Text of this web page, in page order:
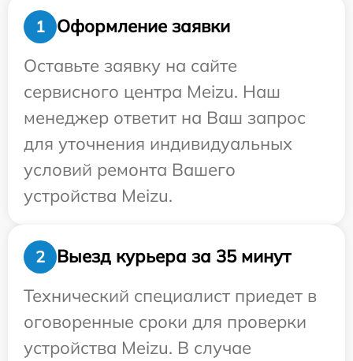
1
Оформление заявки
Оставьте заявку на сайте
сервисного центра Meizu. Наш
менеджер ответит на Ваш запрос
для уточнения индивидуальных
условий ремонта Вашего
устройства Meizu.
2
Выезд курьера за 35 минут
Технический специалист приедет в
оговоренные сроки для проверки
устройства Meizu. В случае